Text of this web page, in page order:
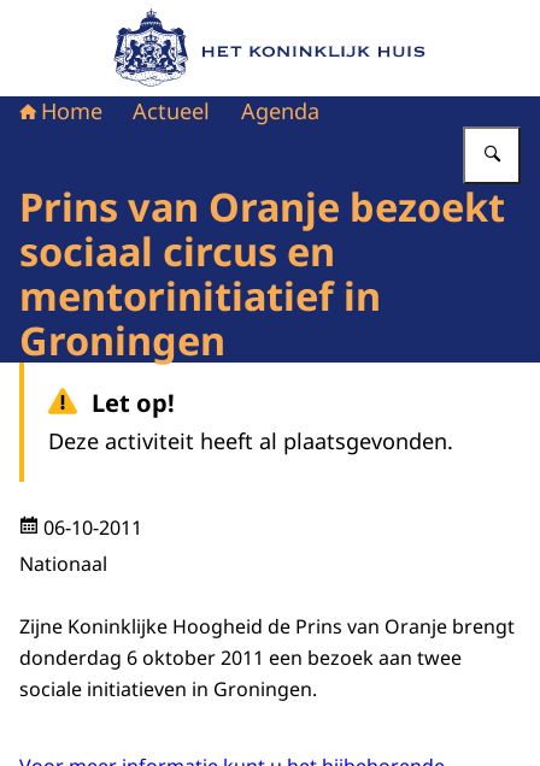
Naar de homepage van Het Koninklijk Huis
Home Actueel Agenda
Prins van Oranje bezoekt
sociaal circus en
mentorinitiatief in
Groningen
Let op!
Deze activiteit heeft al plaatsgevonden.
06-10-2011
Nationaal
Zijne Koninklijke Hoogheid de Prins van Oranje brengt
donderdag 6 oktober 2011 een bezoek aan twee
sociale initiatieven in Groningen.